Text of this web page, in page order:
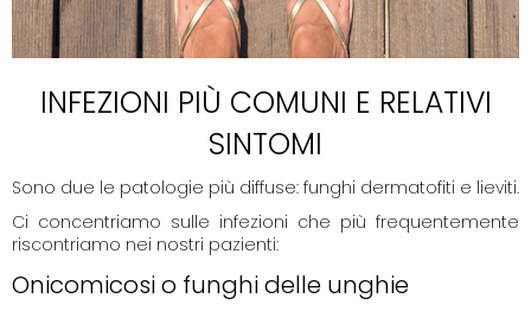
INFEZIONI PIÙ COMUNI E RELATIVI
SINTOMI
Sono due le patologie più diffuse: funghi dermatofiti e lieviti.
Ci concentriamo sulle infezioni che più frequentemente
riscontriamo nei nostri pazienti:
Onicomicosi o funghi delle unghie